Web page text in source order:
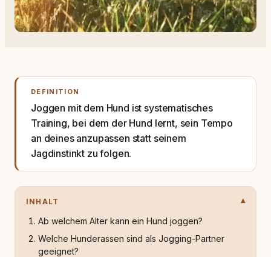
DEFINITION
Joggen mit dem Hund ist systematisches
Training, bei dem der Hund lernt, sein Tempo
an deines anzupassen statt seinem
Jagdinstinkt zu folgen.
INHALT
Ab welchem Alter kann ein Hund joggen?
Welche Hunderassen sind als Jogging-Partner
geeignet?